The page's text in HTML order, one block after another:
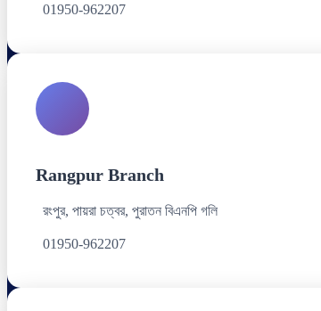
01950-962207
Rangpur Branch
রংপুর, পায়রা চত্বর, পুরাতন বিএনপি গলি
01950-962207